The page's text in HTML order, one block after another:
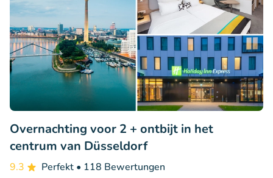
Overnachting voor 2 + ontbijt in het
centrum van Düsseldorf
9.3 Perfekt • 118 Bewertungen